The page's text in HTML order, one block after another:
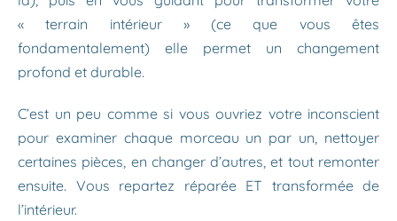
« terrain intérieur » (ce que vous êtes
fondamentalement) elle permet un changement
profond et durable.
C’est un peu comme si vous ouvriez votre inconscient
pour examiner chaque morceau un par un, nettoyer
certaines pièces, en changer d’autres, et tout remonter
ensuite. Vous repartez réparée ET transformée de
l’intérieur.